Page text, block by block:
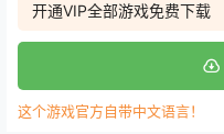
开通VIP全部游戏免费下载
这个游戏官方自带中文语言！